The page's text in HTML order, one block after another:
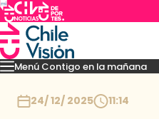
Menú Contigo en la mañana
MomentosReportajes
24/ 12/ 2025 11:14
Imperdibles